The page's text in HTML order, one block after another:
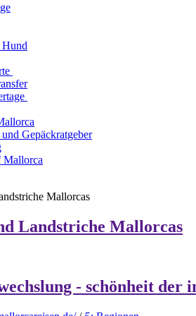
Gepäckratgeber
Mallorca
Landstriche Mallorcas
- schönheit der